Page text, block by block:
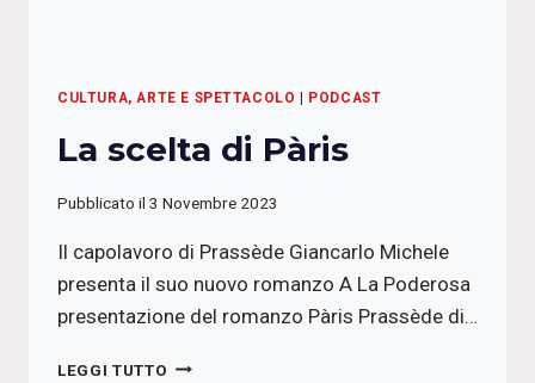
CULTURA, ARTE E SPETTACOLO PODCAST
La scelta di Pàris
Pubblicato il 3 Novembre 2023
Il capolavoro di Prassède Giancarlo Michele
presenta il suo nuovo romanzo A La Poderosa
presentazione del romanzo Pàris Prassède di…
LEGGI TUTTO LA